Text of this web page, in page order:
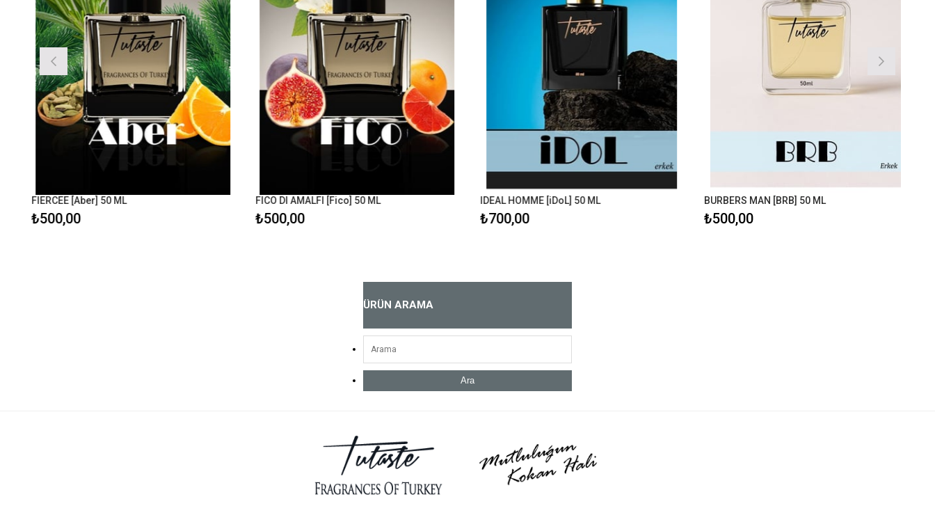
FIERCEE [Aber] 50 ML
₺500,00
FICO DI AMALFI [Fico] 50 ML
₺500,00
IDEAL HOMME [iDoL] 50 ML
₺700,00
BURBERS MAN [BRB] 50 ML
₺500,00
ÜRÜN ARAMA
Ara